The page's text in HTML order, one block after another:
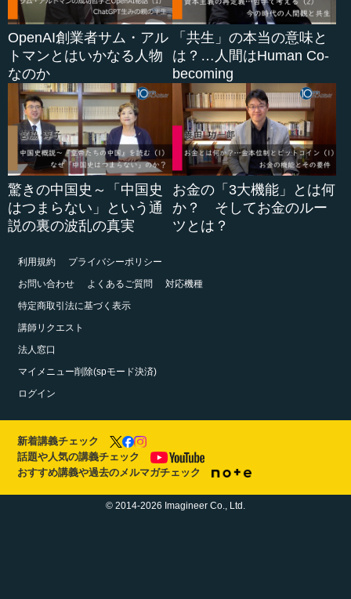
OpenAI創業者サム・アル
トマンとはいかなる人物
なのか
「共生」の本当の意味と
は？…人間はHuman Co-
becoming
驚きの中国史～「中国史
はつまらない」という通
説の裏の波乱の真実
お金の「3大機能」とは何
か？ そしてお金のルー
ツとは？
利用規約
プライバシーポリシー
お問い合わせ
よくあるご質問
対応機種
特定商取引法に基づく表示
講師リクエスト
法人窓口
マイメニュー削除(spモード決済)
ログイン
新着講義チェック
話題や人気の講義チェック
おすすめ講義や過去のメルマガチェック
© 2014-2026 Imagineer Co., Ltd.